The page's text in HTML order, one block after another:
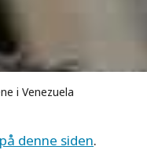
i Venezuela
denne siden.